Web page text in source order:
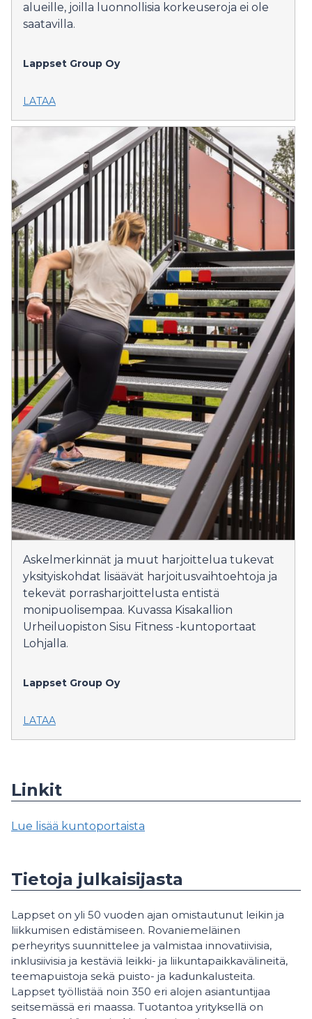
alueille, joilla luonnollisia korkeuseroja ei ole
saatavilla.
Lappset Group Oy
LATAA
Askelmerkinnät ja muut harjoittelua tukevat
yksityiskohdat lisäävät harjoitusvaihtoehtoja ja
tekevät porrasharjoittelusta entistä
monipuolisempaa. Kuvassa Kisakallion
Urheiluopiston Sisu Fitness -kuntoportaat
Lohjalla.
Lappset Group Oy
LATAA
Linkit
Lue lisää kuntoportaista
Tietoja julkaisijasta
Lappset on yli 50 vuoden ajan omistautunut leikin ja
liikkumisen edistämiseen. Rovaniemeläinen
perheyritys suunnittelee ja valmistaa innovatiivisia,
inklusiivisia ja kestäviä leikki- ja liikuntapaikkavälineitä,
teemapuistoja sekä puisto- ja kadunkalusteita.
Lappset työllistää noin 350 eri alojen asiantuntijaa
seitsemässä eri maassa. Tuotantoa yrityksellä on